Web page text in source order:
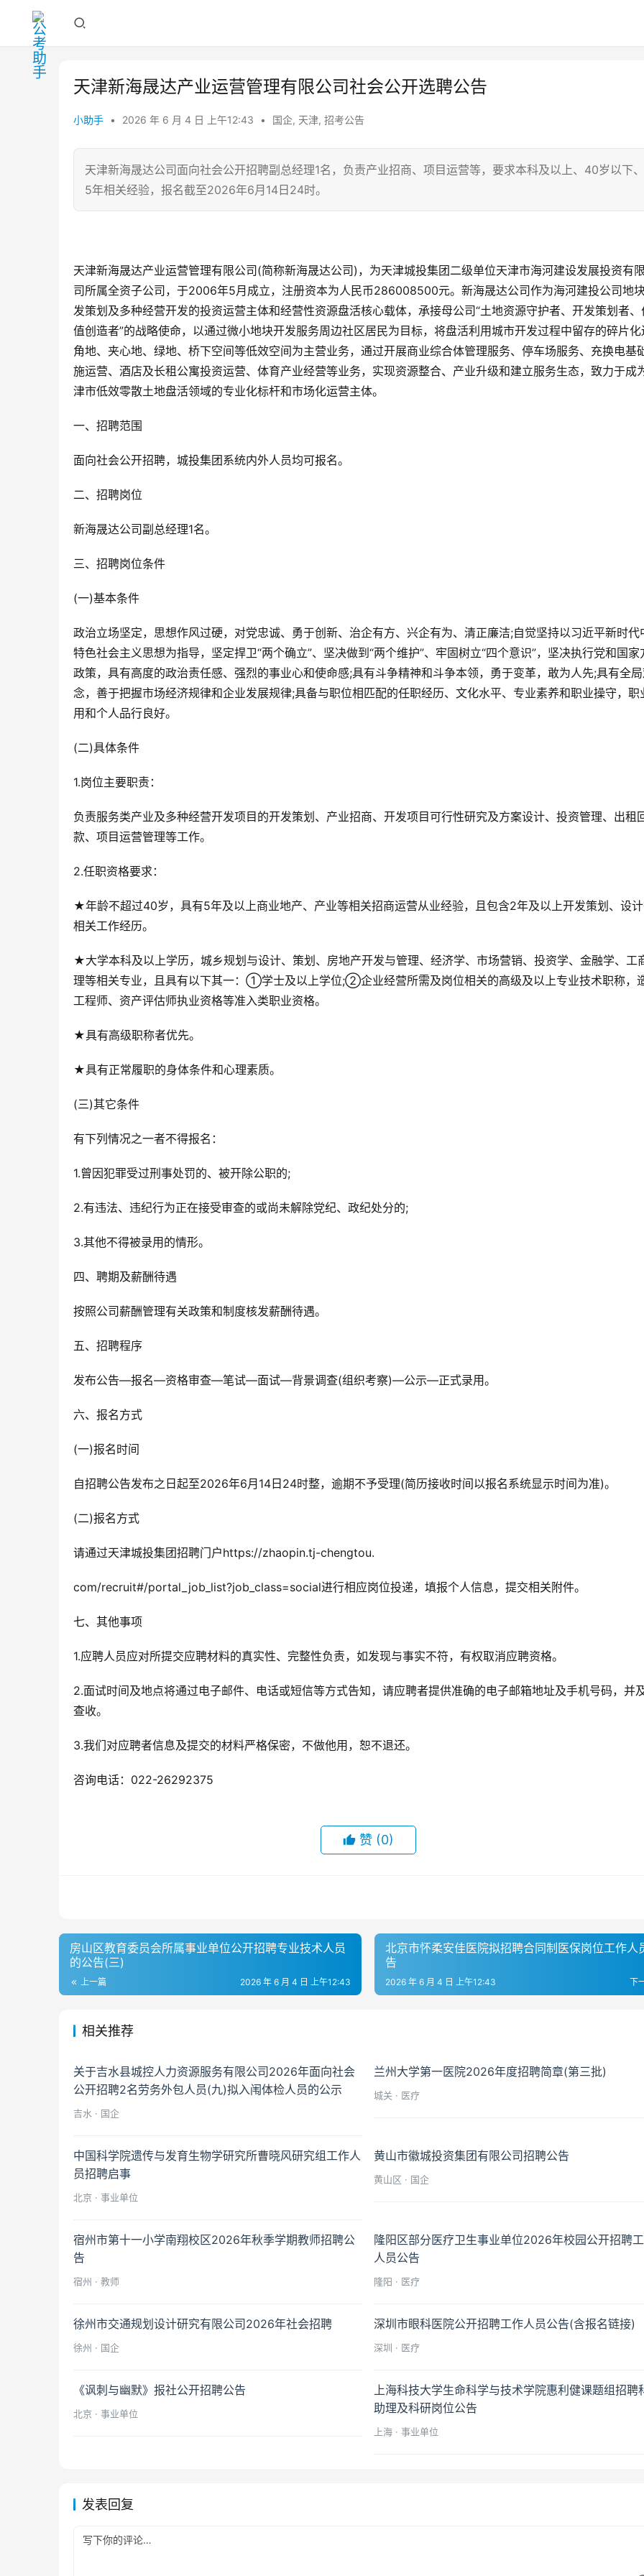
天津新海晟达产业运营管理有限公司社会公开选聘公告
小助手 • 2026 年 6 月 4 日 上午12:43 • 国企, 天津, 招考公告
天津新海晟达公司面向社会公开招聘副总经理1名，负责产业招商、项目运营等，要求本科及以上、40岁以下、
5年相关经验，报名截至2026年6月14日24时。
天津新海晟达产业运营管理有限公司(简称新海晟达公司)，为天津城投集团二级单位天津市海河建设发展投资有
司所属全资子公司，于2006年5月成立，注册资本为人民币286008500元。新海晟达公司作为海河建投公司地
发策划及多种经营开发的投资运营主体和经营性资源盘活核心载体，承接母公司“土地资源守护者、开发策划者、
值创造者”的战略使命，以通过微小地块开发服务周边社区居民为目标，将盘活利用城市开发过程中留存的碎片化
角地、夹心地、绿地、桥下空间等低效空间为主营业务，通过开展商业综合体管理服务、停车场服务、充换电基
施运营、酒店及长租公寓投资运营、体育产业经营等业务，实现资源整合、产业升级和建立服务生态，致力于成
津市低效零散土地盘活领域的专业化标杆和市场化运营主体。
一、招聘范围
面向社会公开招聘，城投集团系统内外人员均可报名。
二、招聘岗位
新海晟达公司副总经理1名。
三、招聘岗位条件
(一)基本条件
政治立场坚定，思想作风过硬，对党忠诚、勇于创新、治企有方、兴企有为、清正廉洁;自觉坚持以习近平新时代
特色社会主义思想为指导，坚定捍卫“两个确立”、坚决做到“两个维护”、牢固树立“四个意识”，坚决执行党和国家
政策，具有高度的政治责任感、强烈的事业心和使命感;具有斗争精神和斗争本领，勇于变革，敢为人先;具有全
念，善于把握市场经济规律和企业发展规律;具备与职位相匹配的任职经历、文化水平、专业素养和职业操守，职
用和个人品行良好。
(二)具体条件
1.岗位主要职责：
负责服务类产业及多种经营开发项目的开发策划、产业招商、开发项目可行性研究及方案设计、投资管理、出租
款、项目运营管理等工作。
2.任职资格要求：
★年龄不超过40岁，具有5年及以上商业地产、产业等相关招商运营从业经验，且包含2年及以上开发策划、设
相关工作经历。
★大学本科及以上学历，城乡规划与设计、策划、房地产开发与管理、经济学、市场营销、投资学、金融学、工
理等相关专业，且具有以下其一：①学士及以上学位;②企业经营所需及岗位相关的高级及以上专业技术职称，
工程师、资产评估师执业资格等准入类职业资格。
★具有高级职称者优先。
★具有正常履职的身体条件和心理素质。
(三)其它条件
有下列情况之一者不得报名：
1.曾因犯罪受过刑事处罚的、被开除公职的;
2.有违法、违纪行为正在接受审查的或尚未解除党纪、政纪处分的;
3.其他不得被录用的情形。
四、聘期及薪酬待遇
按照公司薪酬管理有关政策和制度核发薪酬待遇。
五、招聘程序
发布公告—报名—资格审查—笔试—面试—背景调查(组织考察)—公示—正式录用。
六、报名方式
(一)报名时间
自招聘公告发布之日起至2026年6月14日24时整，逾期不予受理(简历接收时间以报名系统显示时间为准)。
(二)报名方式
请通过天津城投集团招聘门户https://zhaopin.tj-chengtou.
com/recruit#/portal_job_list?job_class=social进行相应岗位投递，填报个人信息，提交相关附件。
七、其他事项
1.应聘人员应对所提交应聘材料的真实性、完整性负责，如发现与事实不符，有权取消应聘资格。
2.面试时间及地点将通过电子邮件、电话或短信等方式告知，请应聘者提供准确的电子邮箱地址及手机号码，并
查收。
3.我们对应聘者信息及提交的材料严格保密，不做他用，恕不退还。
咨询电话：022-26292375
赞 (0)
房山区教育委员会所属事业单位公开招聘专业技术人员
的公告(三)
上一篇 2026 年 6 月 4 日 上午12:43
北京市怀柔安佳医院拟招聘合同制医保岗位工作人
告
下
2026 年 6 月 4 日 上午12:43
相关推荐
关于吉水县城控人力资源服务有限公司2026年面向社会
公开招聘2名劳务外包人员(九)拟入闱体检人员的公示
吉水 · 国企
兰州大学第一医院2026年度招聘简章(第三批)
城关 · 医疗
中国科学院遗传与发育生物学研究所曹晓风研究组工作人
员招聘启事
北京 · 事业单位
黄山市徽城投资集团有限公司招聘公告
黄山区 · 国企
宿州市第十一小学南翔校区2026年秋季学期教师招聘公
告
宿州 · 教师
隆阳区部分医疗卫生事业单位2026年校园公开招聘
人员公告
隆阳 · 医疗
徐州市交通规划设计研究有限公司2026年社会招聘
徐州 · 国企
深圳市眼科医院公开招聘工作人员公告(含报名链接)
深圳 · 医疗
《讽刺与幽默》报社公开招聘公告
北京 · 事业单位
上海科技大学生命科学与技术学院惠利健课题组招聘
助理及科研岗位公告
上海 · 事业单位
发表回复